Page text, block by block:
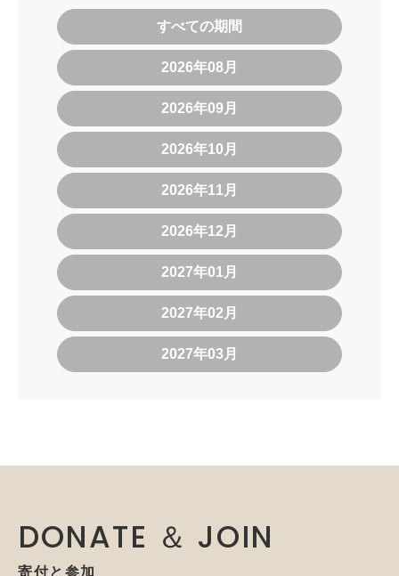
すべての期間
2026年08月
2026年09月
2026年10月
2026年11月
2026年12月
2027年01月
2027年02月
2027年03月
DONATE ＆ JOIN
寄付と参加